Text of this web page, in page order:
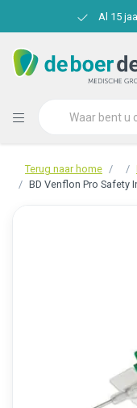
Al 15
Terug naar home
BD Venflon Pro Safety